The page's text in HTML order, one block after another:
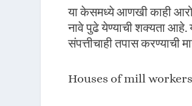
या केसमध्ये आणखी काही
नावे पुढे येण्याची शक्यता आहे.
संपत्तीचाही तपास करण्याची
Houses of mill